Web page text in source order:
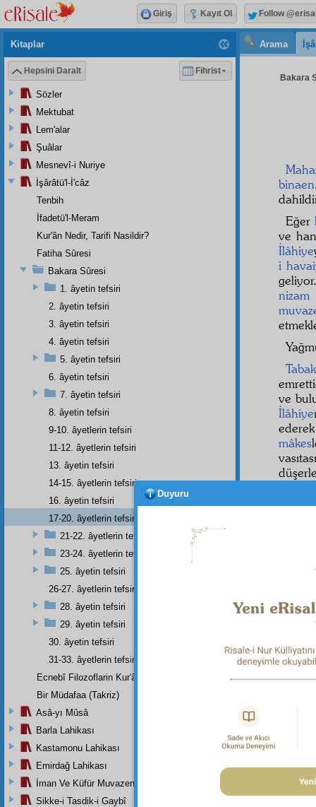
Arama
Bakara
binaen
Eğer
ve
İlâhiye
i
nizam
ve
İlâhiye
mâkes
İhtar
Bu
Kitaplar
Hepsini Daralt Fihrist
Sözler
Mektubat
Lem'alar
Şuâlar
Mesnevî-i Nuriye
İşârâtü'l-İ'câz
Tenbih
İfadetü'l-Meram
Kur'ân Nedir, Tarifi Nasildir?
Fatiha Sûresi
Bakara Sûresi
1. âyetin tefsiri
2. âyetin tefsiri
3. âyetin tefsiri
4. âyetin tefsiri
5. âyetin tefsiri
6. âyetin tefsiri
7. âyetin tefsiri
8. âyetin tefsiri
9-10. âyetlerin tefsiri
11-12. âyetlerin tefsiri
13. âyetin tefsiri
14-15. âyetlerin tefsiri
16. âyetin tefsiri
17-20. âyetlerin tefsiri
21-22. âyetlerin tefsiri
23-24. âyetlerin tefsiri
25. âyetin tefsiri
26-27. âyetlerin tefsiri
28. âyetin tefsiri
29. âyetin tefsiri
30. âyetin tefsiri
31-33. âyetlerin tefsiri
Ecnebî Filozoflarin Kur'ân'i Tasdiklerine Dair Şehadetleri
Bir Müdafaa (Takriz)
Asâ-yı Mûsâ
Barla Lahikası
Kastamonu Lahikası
Emirdağ Lahikası
İman Ve Küfür Muvazeneleri
Sikke-i Tasdik-i Gaybî
Giriş Kayıt Ol Follow
Duyuru